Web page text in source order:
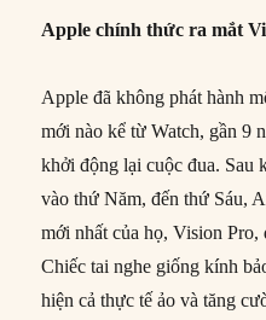
Apple chính thức ra mắt
Apple đã không phát hành
mới nào kể từ Watch, gần 9
khởi động lại cuộc đua. Sau
vào thứ Năm, đến thứ Sáu,
mới nhất của họ, Vision
Chiếc tai nghe giống kính
hiện cả thực tế ảo và tăng